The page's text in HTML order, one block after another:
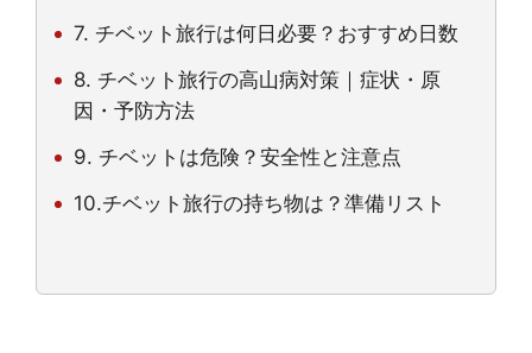
7. チベット旅行は何日必要？おすすめ日数
8. チベット旅行の高山病対策｜症状・原
因・予防方法
9. チベットは危険？安全性と注意点
10.チベット旅行の持ち物は？準備リスト